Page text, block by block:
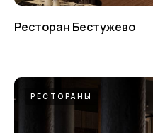
Ресторан Бестужево
РЕСТОРАНЫ